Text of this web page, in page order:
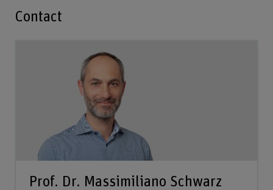
Contact
Prof. Dr. Massimiliano Schwarz